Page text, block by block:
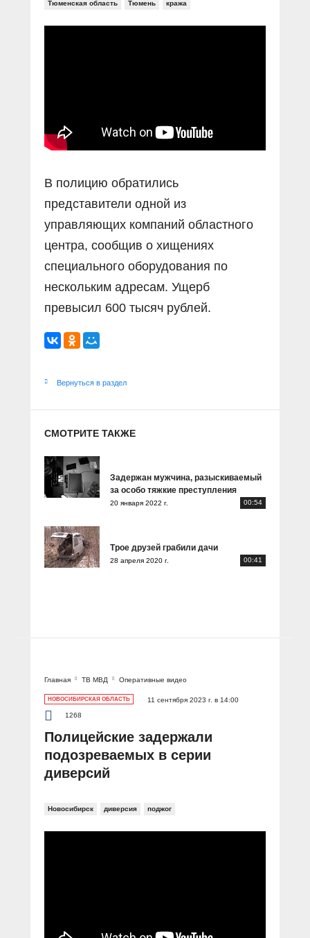
Социальные ролики
Документальные фильмы
Прямой разговор
В знании сила
О ПОРТАЛЕ
Тюменская область Тюмень кража
В полицию обратились
представители одной из
управляющих компаний областного
центра, сообщив о хищениях
специального оборудования по
нескольким адресам. Ущерб
превысил 600 тысяч рублей.
Вернуться в раздел
СМОТРИТЕ ТАКЖЕ
Задержан мужчина, разыскиваемый
за особо тяжкие преступления
20 января 2022 г. 00:54
Трое друзей грабили дачи
28 апреля 2020 г. 00:41
Главная ТВ МВД Оперативные видео
НОВОСИБИРСКАЯ ОБЛАСТЬ
11 сентября 2023 г. в 14:00
1268
Полицейские задержали
подозреваемых в серии
диверсий
Новосибирск диверсия поджог